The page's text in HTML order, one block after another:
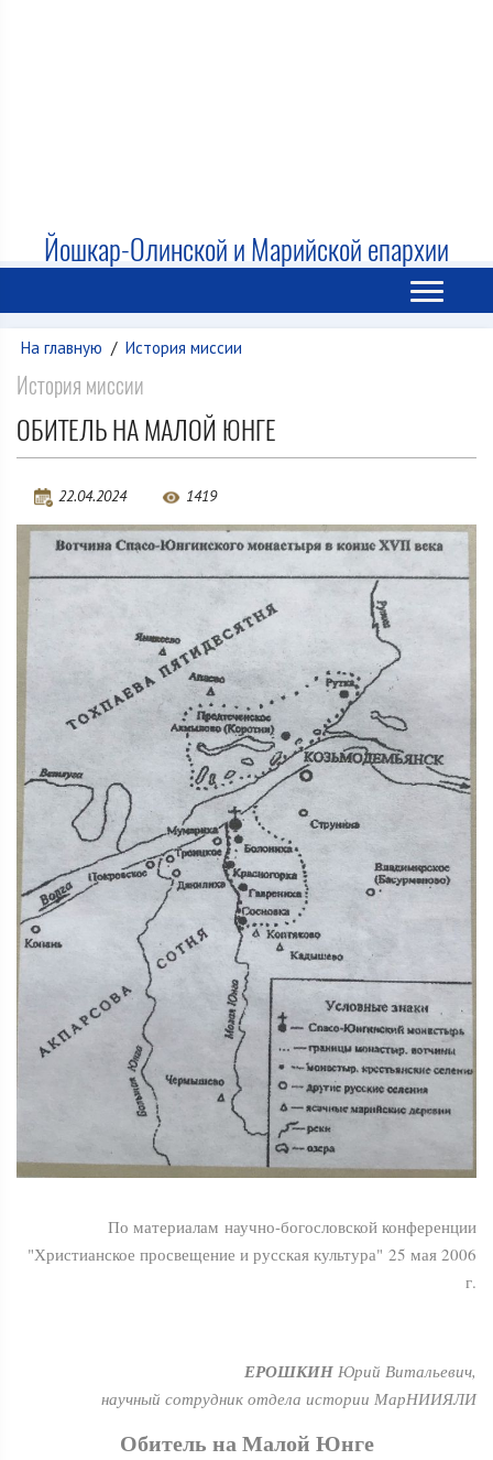
Йошкар-Олинской и Марийской епархии
На главную / История миссии
История миссии
ОБИТЕЛЬ НА МАЛОЙ ЮНГЕ
22.04.2024 1419
По материалам научно-богословской конференции
"Христианское просвещение и русская культура" 25 мая 2006
г.
ЕРОШКИН Юрий Витальевич,
научный сотрудник отдела истории МарНИИЯЛИ
Обитель на Малой Юнге